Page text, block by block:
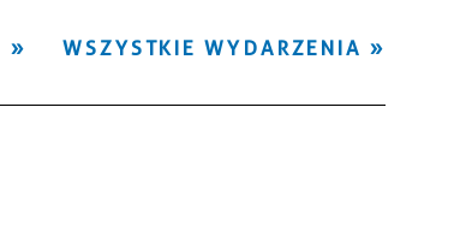
Miejsce
WSZYSTKIE WYDARZENIA